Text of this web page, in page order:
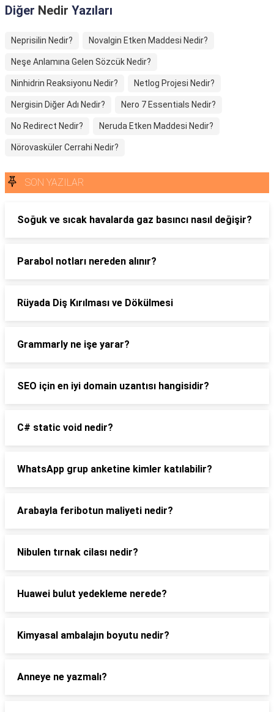
Diğer Nedir Yazıları
Neprisilin Nedir? Novalgin Etken Maddesi Nedir?
Neşe Anlamına Gelen Sözcük Nedir?
Ninhidrin Reaksiyonu Nedir? Netlog Projesi Nedir?
Nergisin Diğer Adı Nedir? Nero 7 Essentials Nedir?
No Redirect Nedir? Neruda Etken Maddesi Nedir?
Nörovasküler Cerrahi Nedir?
SON YAZILAR
Soğuk ve sıcak havalarda gaz basıncı nasıl değişir?
Parabol notları nereden alınır?
Rüyada Diş Kırılması ve Dökülmesi
Grammarly ne işe yarar?
SEO için en iyi domain uzantısı hangisidir?
C# static void nedir?
WhatsApp grup anketine kimler katılabilir?
Arabayla feribotun maliyeti nedir?
Nibulen tırnak cilası nedir?
Huawei bulut yedekleme nerede?
Kimyasal ambalajın boyutu nedir?
Anneye ne yazmalı?